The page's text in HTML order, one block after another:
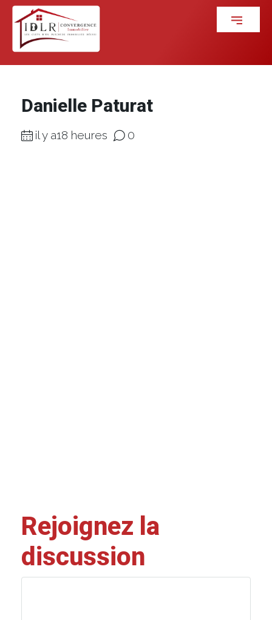
Danielle Paturat
il y a18 heures 0
Rejoignez la
discussion